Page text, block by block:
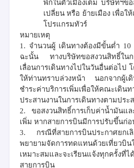
พักในตัวเมืองเต็ม บริษัทฯข
เปลี่ยน หรือ ย้ายเมือง เพื่อใ
โปรแกรมทัวร์
หมายเหตุ
1. จำนวนผู้ เดินทางต้องมีขั้นต่ำ 10
ฉะนั้น ทางบริษัทขอสงวนสิทธิ์ในก
เลื่อนการเดินทางไปในวันอื่นต่อไป
ให้ท่านทราบล่วงหน้า นอกจากผู้เ
ชำระค่าบริการเพิ่มเพื่อให้คณะเดินท
ประสานงานในการเดินทางตามประ
2. ขอสงวนสิทธิ์การเก็บค่าน้ำมันแ
เพิ่ม หากสายการบินมีการปรับขึ้นก่อ
3. กรณีที่สายการบินประกาศยก
พยายามจัดการทดแทนด้วยเที่ยวบิน
เหมาะสมและจะเรียนแจ้งทุกครั้งที่ไ
สายการบิน